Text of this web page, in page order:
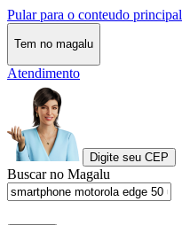
Pular para o conteudo principal
Tem no magalu
Atendimento
Digite seu CEP
Buscar no Magalu